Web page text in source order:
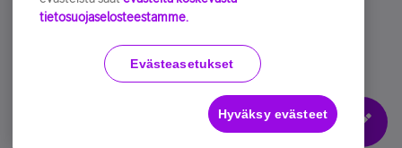
Käyttöehdot Accessibility statement
Evästeasetukset
tietosuojaselosteestamme.
Evästeasetukset
Hyväksy evästeet